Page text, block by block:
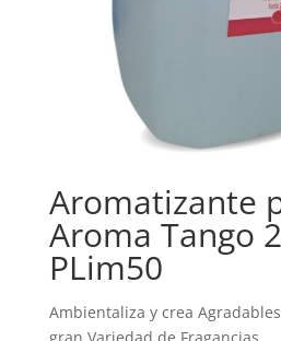
Aromatizante
Aroma Tango
PLim50
Ambientaliza y crea